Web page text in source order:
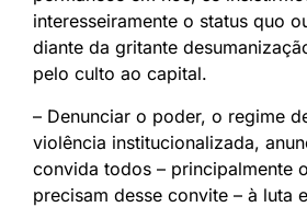
interesseiramente o status quo
diante da gritante
pelo culto ao capital.
– Denunciar o poder, o regime
violência institucionalizada,
convida todos – principalmente
precisam desse convite – à luta